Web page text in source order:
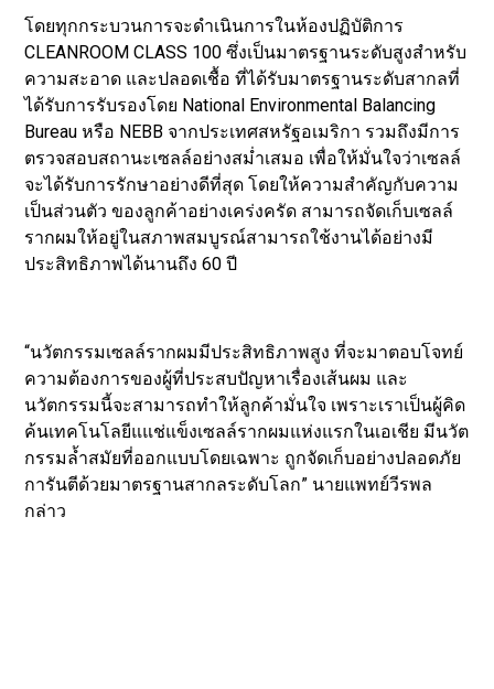
โดยทุกกระบวนการจะดำเนินการในห้องปฏิบัติการ
CLEANROOM CLASS 100 ซึ่งเป็นมาตรฐานระดับสูงสำหรับ
ความสะอาด และปลอดเชื้อ ที่ได้รับมาตรฐานระดับสากลที่
ได้รับการรับรองโดย National Environmental Balancing
Bureau หรือ NEBB จากประเทศสหรัฐอเมริกา รวมถึงมีการ
ตรวจสอบสถานะเซลล์อย่างสม่ำเสมอ เพื่อให้มั่นใจว่าเซลล์
จะได้รับการรักษาอย่างดีที่สุด โดยให้ความสำคัญกับความ
เป็นส่วนตัว ของลูกค้าอย่างเคร่งครัด สามารถจัดเก็บเซลล์
รากผมให้อยู่ในสภาพสมบูรณ์สามารถใช้งานได้อย่างมี
ประสิทธิภาพได้นานถึง 60 ปี
“นวัตกรรมเซลล์รากผมมีประสิทธิภาพสูง ที่จะมาตอบโจทย์
ความต้องการของผู้ที่ประสบปัญหาเรื่องเส้นผม และ
นวัตกรรมนี้จะสามารถทำให้ลูกค้ามั่นใจ เพราะเราเป็นผู้คิด
ค้นเทคโนโลยีแแช่แข็งเซลล์รากผมแห่งแรกในเอเชีย มีนวัต
กรรมล้ำสมัยที่ออกแบบโดยเฉพาะ ถูกจัดเก็บอย่างปลอดภัย
การันตีด้วยมาตรฐานสากลระดับโลก” นายแพทย์วีรพล
กล่าว